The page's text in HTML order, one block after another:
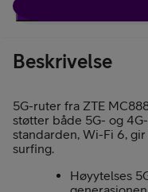
Beskrivelse
5G-ruter fra ZTE
støtter både 5G- og
standarden, Wi-Fi 6,
surfing.
Høyytelses